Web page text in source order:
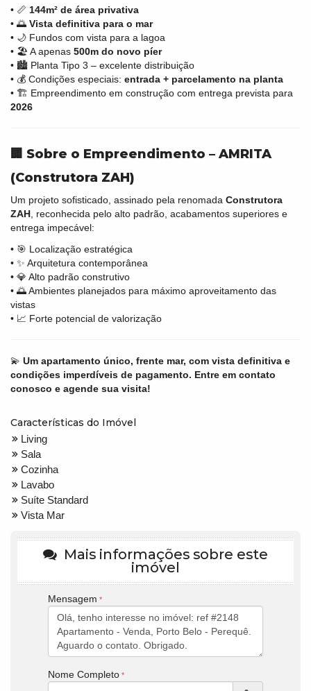
• 📏 144m² de área privativa
• 🌅 Vista definitiva para o mar
• 🌙 Fundos com vista para a lagoa
• 🏖️ A apenas 500m do novo píer
• 🏙️ Planta Tipo 3 – excelente distribuição
• 💰 Condições especiais: entrada + parcelamento na planta
• 🏗️ Empreendimento em construção com entrega prevista para
2026
🏢 Sobre o Empreendimento – AMRITA
(Construtora ZAH)
Um projeto sofisticado, assinado pela renomada Construtora
ZAH , reconhecida pelo alto padrão, acabamentos superiores e
entrega impecável:
• 🎯 Localização estratégica
• ✨ Arquitetura contemporânea
• 💎 Alto padrão construtivo
• 🌅 Ambientes planejados para máximo aproveitamento das
vistas
• 📈 Forte potencial de valorização
💫 Um apartamento único, frente mar, com vista definitiva e
condições imperdíveis de pagamento. Entre em contato
conosco e agende sua visita!
Características do Imóvel
Living
Sala
Cozinha
Lavabo
Suíte Standard
Vista Mar
Mais informações sobre este
imóvel
Mensagem
Nome Completo